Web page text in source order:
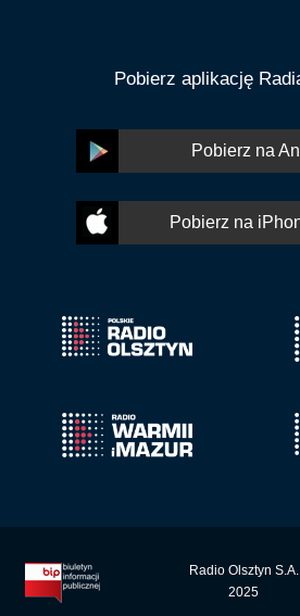
Pobierz aplikację
Pobierz na
Pobierz na
Radio Olsztyn S.A.
2025